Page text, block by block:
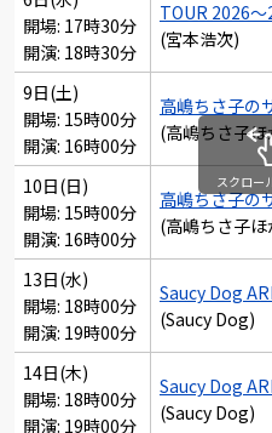
開場: 17時30分
開演: 18時30分
TOUR 2026～
(宮本浩次)
9日(土)
開場: 15時00分
開演: 16時00分
高嶋ちさ子の
(高嶋ちさ子ほ
10日(日)
開場: 15時00分
開演: 16時00分
高嶋ちさ子の
(高嶋ちさ子ほ
13日(水)
開場: 18時00分
開演: 19時00分
Saucy Dog
(Saucy Dog)
14日(木)
開場: 18時00分
開演: 19時00分
Saucy Dog
(Saucy Dog)
スクロー